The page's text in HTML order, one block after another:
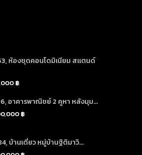
ห้องชุดคอนโดมิเนียม สแตนด์
฿
อาคารพาณิชย์ 2 คูหา หลังมุม...
฿
บ้านเดี่ยว หมู่บ้านฐิติมาวิ...